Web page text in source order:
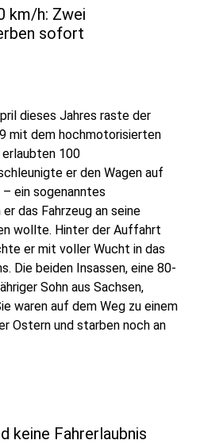
km/h: Zwei
sofort
dieses Jahres raste der
mit dem hochmotorisierten
100
er den Wagen auf
ein sogenanntes
das Fahrzeug an seine
wollte. Hinter der Auffahrt
er mit voller Wucht in das
Die beiden Insassen, eine 80-
Sohn aus Sachsen,
waren auf dem Weg zu einem
Ostern und starben noch an
keine Fahrerlaubnis